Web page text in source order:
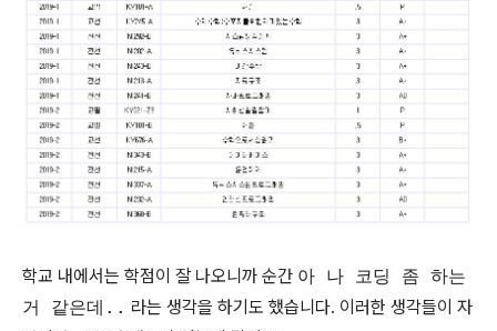
학교 내에서는 학점이 잘 나오니까 순간 아 나 코딩 좀 하는
거 같은데.. 라는 생각을 하기도 했습니다. 이러한 생각들이 자